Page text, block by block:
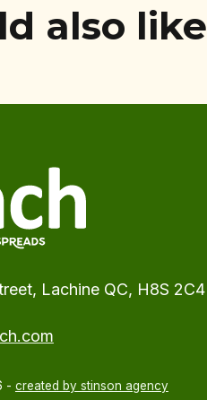
also like
Lachine QC, H8S 2C4
- created by stinson agency